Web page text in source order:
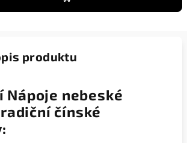
produktu
Nápoje nebeské
čínské